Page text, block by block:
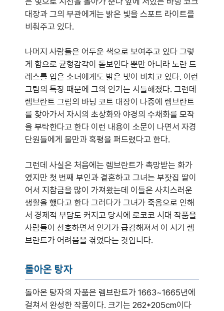
대장과 그의 부관에게는 밝은 빛을 스포트 라이트를
비춰주고 있다.
나머지 사람들은 어두운 색으로 보여주고 있다 그렇
게 함으로 균형감각이 돋보인다 뿐만 아니라 노란 드
레스를 입은 소녀에게도 밝은 빛이 비치고 있다. 이런
그림의 특징 때문에 그의 인기는 시들해졌다. 그런데
렘브란트 그림의 바닝 코트 대장이 나중에 렘브란트
를 찾아가서 자시의 초상화와 야경의 수채화를 모작
을 부탁한다고 한다 이런 내용이 소문이 나면서 자경
단원들에게 불만과 혹평을 퍼드렸다고 한다.
그런데 사실은 처음에는 렘브란트가 촉망받는 화가
였지만 첫 번째 부인과 결혼하고 그녀는 부잣집 딸이
어서 지참금을 많이 가져왔는데 이들은 사치스러운
생활을 했다고 한다 그러다가 그녀가 죽음으로 인해
서 경제적 부담도 커지고 당시에 로코코 시대 작품을
사람들이 선호하면서 인기가 급감해져서 이 시기 렘
브란트가 어려움을 겪었다는 것입니다.
돌아온 탕자
돌아온 탕자의 자품은 렘브란트가 1663~1665년에
걸쳐서 완성한 작품이다. 크기는 262*205cm이다